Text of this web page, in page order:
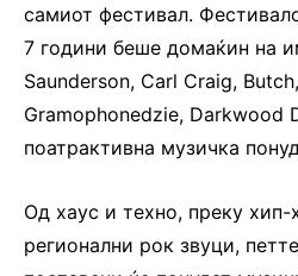
самиот фестивал.
7 години беше домаќин на
Saunderson, Carl Craig,
Gramophonedzie, Darkwood
поатрактивна музичка
Од хаус и техно, преку хип-
регионални рок звуци,